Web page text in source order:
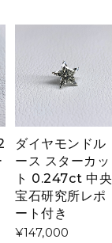
ダイヤモンドル
ース スターカッ
ト 0.247ct 中央
宝石研究所レポ
ート付き
¥147,000